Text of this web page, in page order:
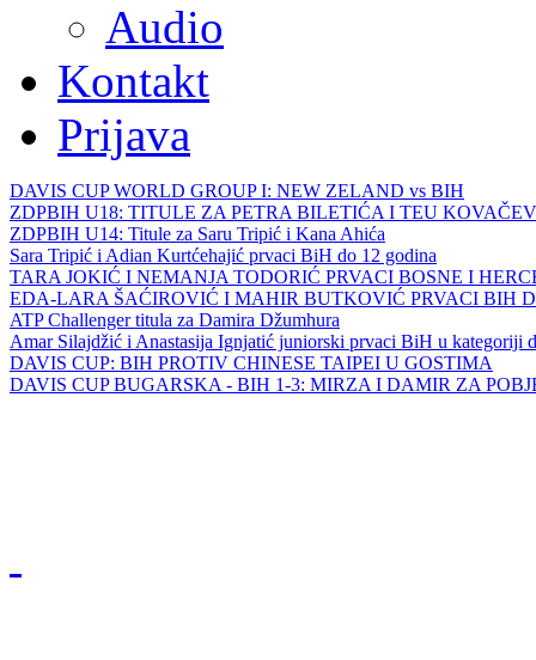
Audio
Kontakt
Prijava
DAVIS CUP WORLD GROUP I: NEW ZELAND vs BIH
ZDPBIH U18: TITULE ZA PETRA BILETIĆA I TEU
ZDPBIH U14: Titule za Saru Tripić i Kana Ahića
Sara Tripić i Adian Kurtćehajić prvaci BiH do 12 godina
TARA JOKIĆ I NEMANJA TODORIĆ PRVACI BOSNE I
EDA-LARA ŠAĆIROVIĆ I MAHIR BUTKOVIĆ PRVACI BIH
ATP Challenger titula za Damira Džumhura
Amar Silajdžić i Anastasija Ignjatić juniorski prvaci BiH u kategoriji
DAVIS CUP: BIH PROTIV CHINESE TAIPEI U GOSTIMA
DAVIS CUP BUGARSKA - BIH 1-3: MIRZA I DAMIR ZA